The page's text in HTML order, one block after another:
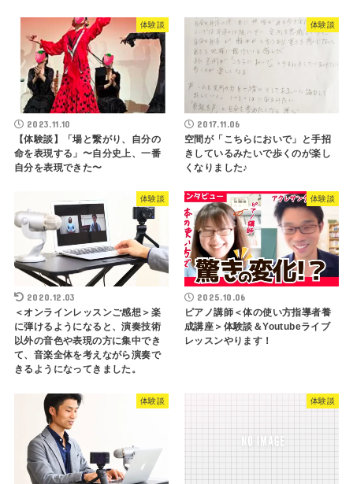
体験談
2023.11.10
【体験談】「場と繋がり、自分の
命を表現する」〜自分史上、一番
自分を表現できた〜
体験談
2017.11.06
空間が「こちらにおいで」と手招
きしているみたいで歩くのが楽し
くなりました♪
体験談
2020.12.03
＜オンラインレッスンご感想＞楽
に弾けるようになると、演奏技術
以外の音色や表現の方に集中でき
て、音楽全体を考えながら演奏で
きるようになってきました。
体験談
2025.10.06
ピアノ講師＜体の使い方指導者養
成講座＞体験談＆Youtubeライブ
レッスンやります！
体験談 体験談